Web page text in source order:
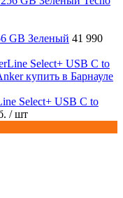
GB Зеленый 41 990
Select+ USB C to
/ шт